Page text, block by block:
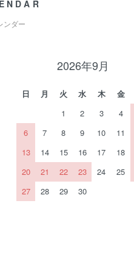
ンダー
2026年9月
日 月 火 水 木 金
1
2 3 4
6
7 8 9 10 11
13
14 15 16 17 18
20
21 22 23 24 25
27
28 29 30